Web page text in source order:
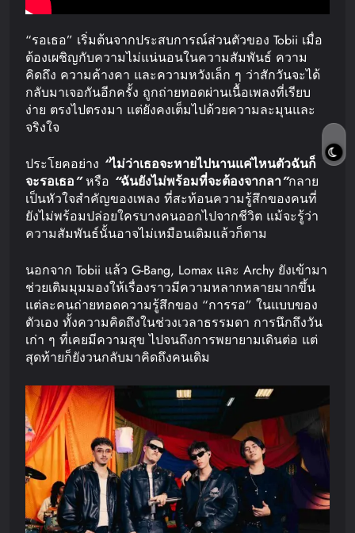
“รอเธอ” เริ่มต้นจากประสบการณ์ส่วนตัวของ Tobii เมื่อ
ต้องเผชิญกับความไม่แน่นอนในความสัมพันธ์ ความ
คิดถึง ความค้างคา และความหวังเล็ก ๆ ว่าสักวันจะได้
กลับมาเจอกันอีกครั้ง ถูกถ่ายทอดผ่านเนื้อเพลงที่เรียบ
ง่าย ตรงไปตรงมา แต่ยังคงเต็มไปด้วยความละมุนและ
จริงใจ
ประโยคอย่าง “ไม่ว่าเธอจะหายไปนานแค่ไหนตัวฉันก็
จะรอเธอ”หรือ “ฉันยังไม่พร้อมที่จะต้องจากลา”กลาย
เป็นหัวใจสำคัญของเพลง ที่สะท้อนความรู้สึกของคนที่
ยังไม่พร้อมปล่อยใครบางคนออกไปจากชีวิต แม้จะรู้ว่า
ความสัมพันธ์นั้นอาจไม่เหมือนเดิมแล้วก็ตาม
นอกจาก Tobii แล้ว G-Bang, Lomax และ Archy ยังเข้ามา
ช่วยเติมมุมมองให้เรื่องราวมีความหลากหลายมากขึ้น
แต่ละคนถ่ายทอดความรู้สึกของ “การรอ” ในแบบของ
ตัวเอง ทั้งความคิดถึงในช่วงเวลาธรรมดา การนึกถึงวัน
เก่า ๆ ที่เคยมีความสุข ไปจนถึงการพยายามเดินต่อ แต่
สุดท้ายก็ยังวนกลับมาคิดถึงคนเดิม